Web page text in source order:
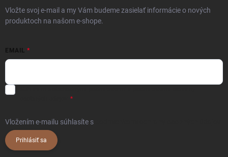
Vložte svoj e-mail a my Vám budeme zasielať informácie o nových
produktoch na našom e-shope.
EMAIL
Vložením e-mailu súhlasíte s
Prihlásiť sa